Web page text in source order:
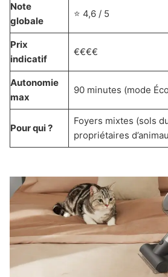
Note
globale
⭐ 4,6 / 5
Prix
indicatif
€€€€
Autonomie
max
90 minutes (mode
Pour qui ?
Foyers mixtes (sols
propriétaires